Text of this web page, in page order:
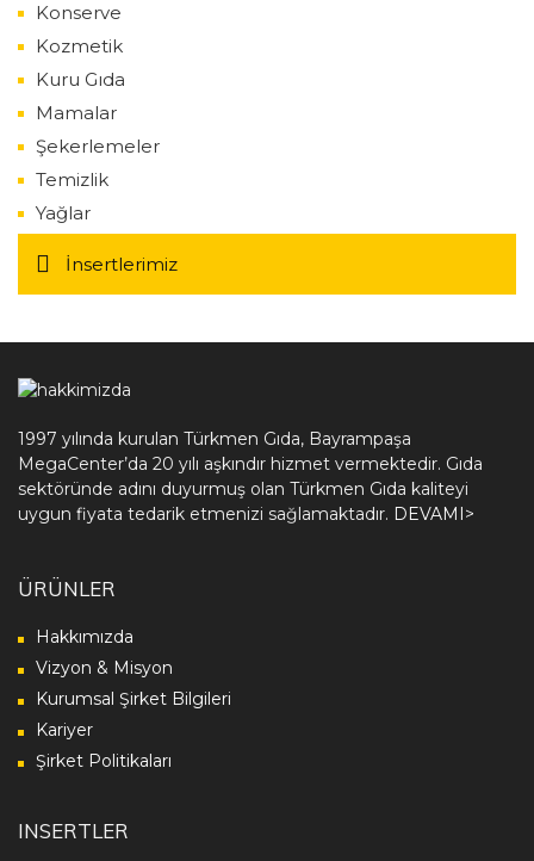
Konserve
Kozmetik
Kuru Gıda
Mamalar
Şekerlemeler
Temizlik
Yağlar
İnsertlerimiz
1997 yılında kurulan Türkmen Gıda, Bayrampaşa
MegaCenter’da 20 yılı aşkındır hizmet vermektedir. Gıda
sektöründe adını duyurmuş olan Türkmen Gıda kaliteyi
uygun fiyata tedarik etmenizi sağlamaktadır. DEVAMI>
ÜRÜNLER
Hakkımızda
Vizyon & Misyon
Kurumsal Şirket Bilgileri
Kariyer
Şirket Politikaları
INSERTLER